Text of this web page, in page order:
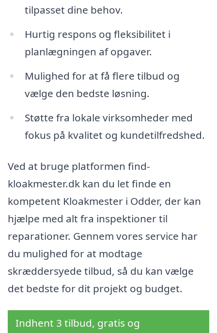
tilpasset dine behov.
Hurtig respons og fleksibilitet i
planlægningen af opgaver.
Mulighed for at få flere tilbud og
vælge den bedste løsning.
Støtte fra lokale virksomheder med
fokus på kvalitet og kundetilfredshed.
Ved at bruge platformen find-
kloakmester.dk kan du let finde en
kompetent Kloakmester i Odder, der kan
hjælpe med alt fra inspektioner til
reparationer. Gennem vores service har
du mulighed for at modtage
skræddersyede tilbud, så du kan vælge
det bedste for dit projekt og budget.
Indhent 3 tilbud, gratis og